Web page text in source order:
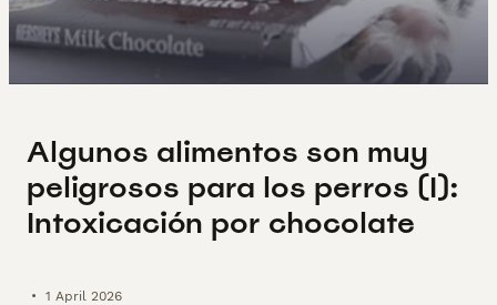
Algunos alimentos son muy
peligrosos para los perros (I):
Intoxicación por chocolate
• 1 April 2026